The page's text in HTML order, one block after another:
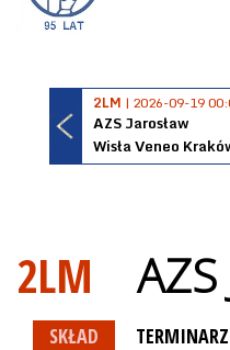
2LM | 2026-09-19
AZS Jarosław
Wisła Veneo
2LM AZS
SKŁAD TERMINARZ